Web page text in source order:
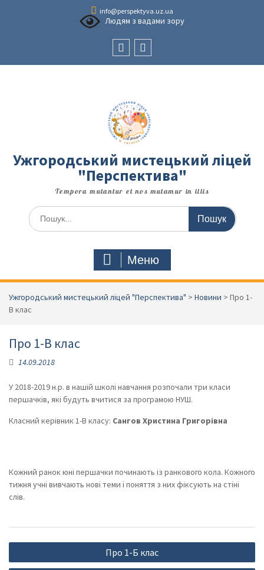
info@perspektyva.uz.ua
Людям з вадами зору
Ужгородський мистецький ліцей
"Перспектива"
Tempora mutantur et nos mutamur in illis
Шукати:
Меню
Ужгородський мистецький ліцей "Перспектива" > Новини > Про 1-
В клас
Про 1-В клас
14.09.2018
У 2018-2019 н.р. в нашій школі навчання розпочали три класи
першачків, які будуть вчитися за програмою НУШ.
Класний керівник 1-В класу: Сангов Христина Григорівна
Кожний ранок юні першачки починають із ранкового кола. Кожного
тижня учні вивчають нові теми і поняття з них фіксують на стіні
слів.
Навігація
записів
Про 1-Б клас